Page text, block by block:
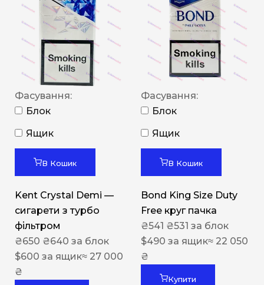
Фасування:
Блок
Ящик
В Кошик
Kent Crystal Demi —
сигарети з турбо
фільтром
₴650 ₴640 за блок
$600 за ящик≈ 27 000
₴
Фасування:
Блок
Ящик
В Кошик
Bond King Size Duty
Free круг пачка
₴541 ₴531 за блок
$490 за ящик≈ 22 050
₴
Купити